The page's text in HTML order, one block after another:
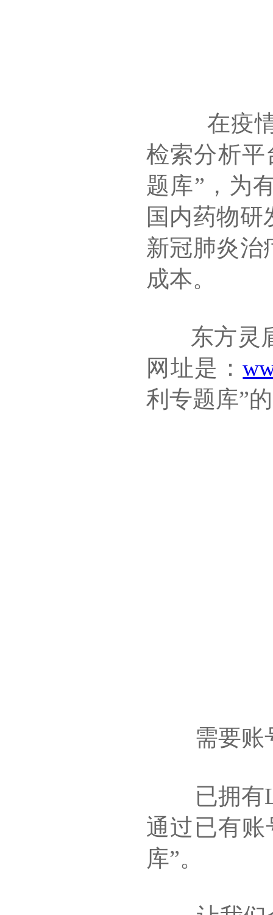
在疫情期
检索分析平
题库”，为
国内药物
新冠肺炎治
成本。
东方灵盾
网址是：
利专题库”
需要账号
已拥有
通过已有
库”。